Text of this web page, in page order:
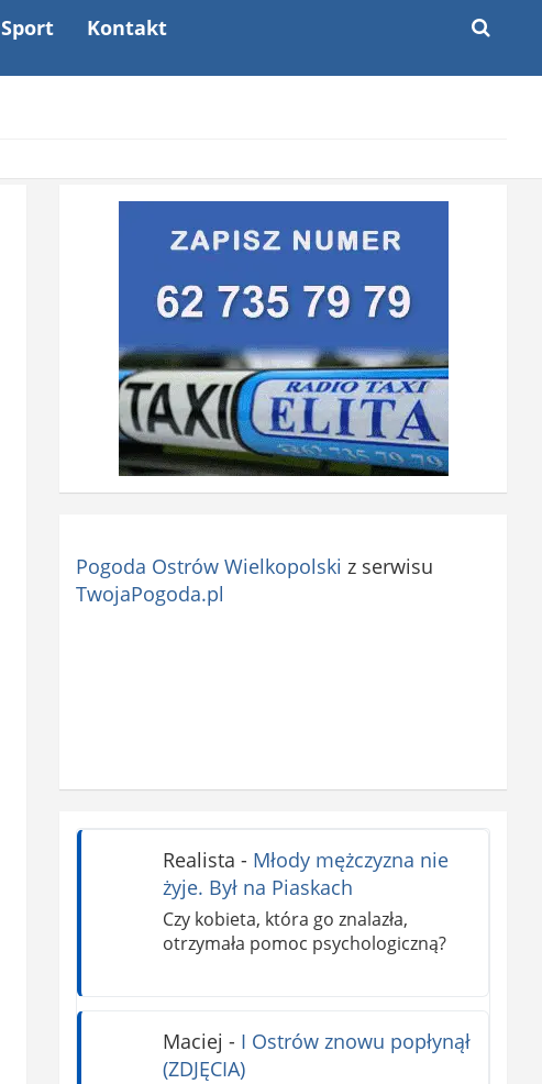
Sport Kontakt
Pogoda Ostrów Wielkopolski z serwisu
TwojaPogoda.pl
Realista - Młody mężczyzna nie
żyje. Był na Piaskach
Czy kobieta, która go znalazła,
otrzymała pomoc psychologiczną?
Maciej - I Ostrów znowu popłynął
(ZDJĘCIA)